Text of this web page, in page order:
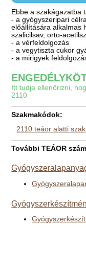
Ebbe a szakágazatba
- a gyógyszeripari
előállítására alkalmas
szalicilsav, orto-
- a vérfeldolgozás
- a vegytiszta cukor
- a mirigyek
Itt tudja ellenőrizni,
2110
Szakmakódok:
2110 teáor alatti
További TEÁOR